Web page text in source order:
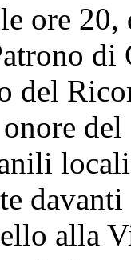
ore 20,
di
del
alla